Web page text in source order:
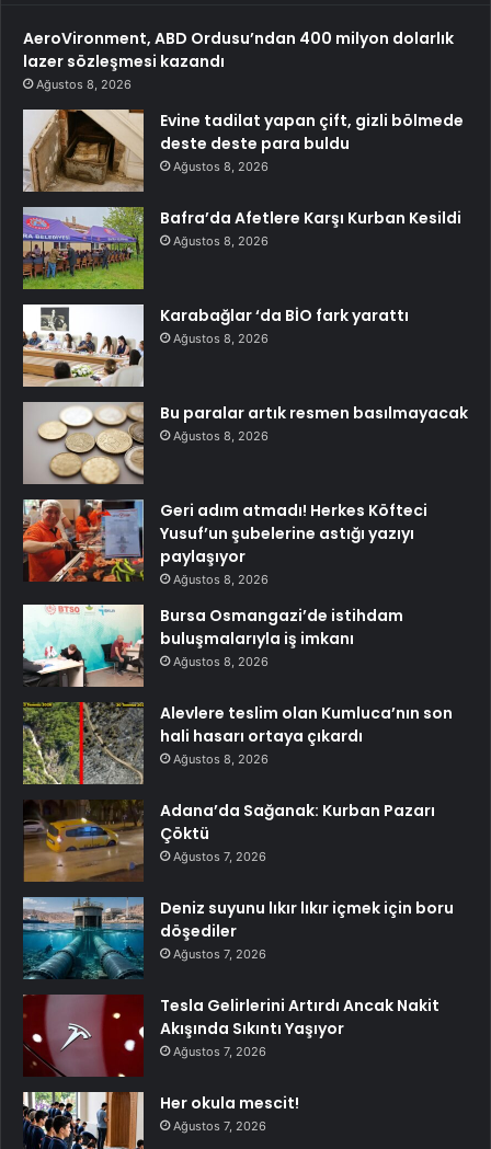
AeroVironment, ABD Ordusu’ndan 400 milyon dolarlık
lazer sözleşmesi kazandı
Ağustos 8, 2026
Evine tadilat yapan çift, gizli bölmede
deste deste para buldu
Ağustos 8, 2026
Bafra’da Afetlere Karşı Kurban Kesildi
Ağustos 8, 2026
Karabağlar ‘da BİO fark yarattı
Ağustos 8, 2026
Bu paralar artık resmen basılmayacak
Ağustos 8, 2026
Geri adım atmadı! Herkes Köfteci
Yusuf’un şubelerine astığı yazıyı
paylaşıyor
Ağustos 8, 2026
Bursa Osmangazi’de istihdam
buluşmalarıyla iş imkanı
Ağustos 8, 2026
Alevlere teslim olan Kumluca’nın son
hali hasarı ortaya çıkardı
Ağustos 8, 2026
Adana’da Sağanak: Kurban Pazarı
Çöktü
Ağustos 7, 2026
Deniz suyunu lıkır lıkır içmek için boru
döşediler
Ağustos 7, 2026
Tesla Gelirlerini Artırdı Ancak Nakit
Akışında Sıkıntı Yaşıyor
Ağustos 7, 2026
Her okula mescit!
Ağustos 7, 2026